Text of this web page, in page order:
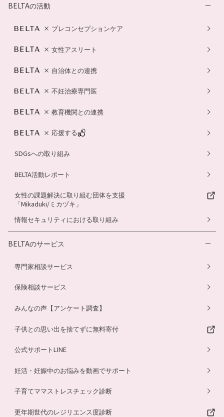
BELTAの活動
プレコンセプションケア
女性アスリート
自治体との連携
不妊治療専門医
教育機関との連携
応援する
SDGsへの取り組み
BELTA活動レポート
女性の課題解決に取り組む団体を支援
「Mikaduki/ミカヅキ」
情報セキュリティにおける取り組み
BELTAのサービス
専門家相談サービス
保険相談サービス
みんなの声【アンケート調査】
子供との思い出を捨てずに無料寄付
公式サポートLINE
妊活・妊娠中のお悩みを動画でサポート
子育てママストレスチェック診断
更年期世代のレジリエンス度診断